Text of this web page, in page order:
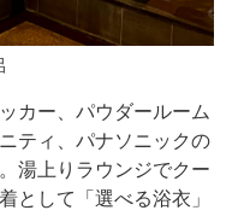
カー、パウダールーム
ティ、パナソニックの
湯上りラウンジでクー
として「選べる浴衣」